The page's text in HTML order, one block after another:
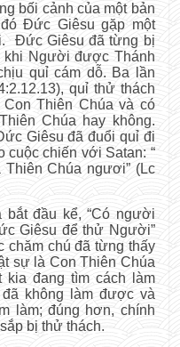
bối cảnh của một bản
Đức Giêsu gặp một
Đức Giêsu đã từng bị
Người được Thánh
quỉ cám dỗ. Ba lần
quỉ thử thách
Thiên Chúa và có
Chúa hay không.
Giêsu đã đuổi quỉ đi
chiến với Satan: “
Chúa ngươi” (Lc
đầu kể, “Có người
Giêsu để thử Người”
chăm chú đã từng thấy
sự là Con Thiên Chúa
kia đang tìm cách làm
không làm được và
làm; đúng hơn, chính
bị thử thách.